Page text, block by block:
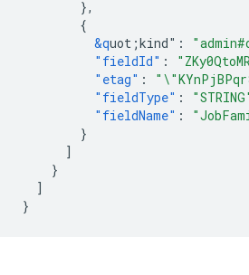
},
{
&quot;kind" :
"fieldId" :
"etag" :
"fieldType" :
"fieldName" :
}
]
}
]
}